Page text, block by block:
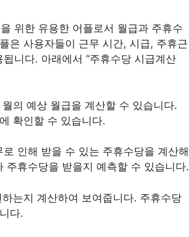
위한 유용한 어플로서 월급과 주휴수
은 사용자들이 근무 시간, 시급, 주휴근
니다. 아래에서 “주휴수당 시급계산
의 예상 월급을 계산할 수 있습니다.
확인할 수 있습니다.
인해 받을 수 있는 주휴수당을 계산해
주휴수당을 받을지 예측할 수 있습니다.
는지 계산하여 보여줍니다. 주휴수당
다.